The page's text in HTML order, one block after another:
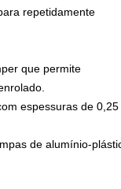
repetidamente
que permite
espessuras de 0,25
de alumínio-